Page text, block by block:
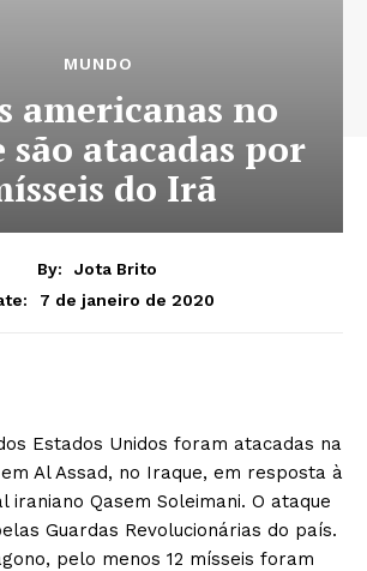
MUNDO
americanas no
são atacadas por
do Irã
By:
Jota Brito
7 de janeiro de 2020
Estados Unidos foram atacadas na
Al Assad, no Iraque, em resposta à
iraniano Qasem Soleimani. O ataque
Guardas Revolucionárias do país.
pelo menos 12 mísseis foram